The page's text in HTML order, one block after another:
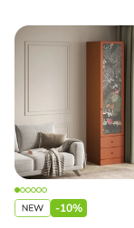
купе
гармошка
шкаф-10%